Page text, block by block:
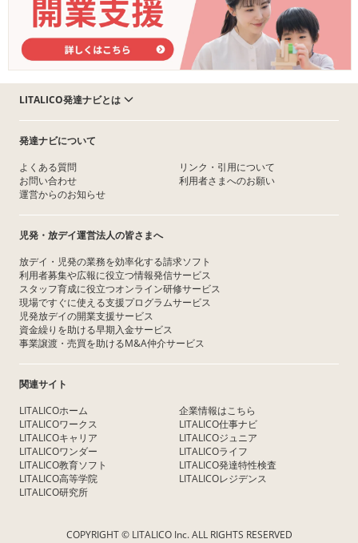
LITALICO発達ナビとは
発達ナビについて
よくある質問
お問い合わせ
運営からのお知らせ
リンク・引用について
利用者さまへのお願い
児発・放デイ運営法人の皆さまへ
放デイ・児発の業務を効率化する請求ソフト
利用者募集や広報に役立つ情報発信サービス
スタッフ育成に役立つオンライン研修サービス
現場ですぐに使える支援プログラムサービス
児発放デイの開業支援サービス
資金繰りを助ける早期入金サービス
事業譲渡・売買を助けるM&A仲介サービス
関連サイト
LITALICOホーム
LITALICOワークス
LITALICOキャリア
LITALICOワンダー
LITALICO教育ソフト
LITALICO高等学院
LITALICO研究所
企業情報はこちら
LITALICO仕事ナビ
LITALICOジュニア
LITALICOライフ
LITALICO発達特性検査
LITALICOレジデンス
COPYRIGHT © LITALICO Inc. ALL RIGHTS RESERVED